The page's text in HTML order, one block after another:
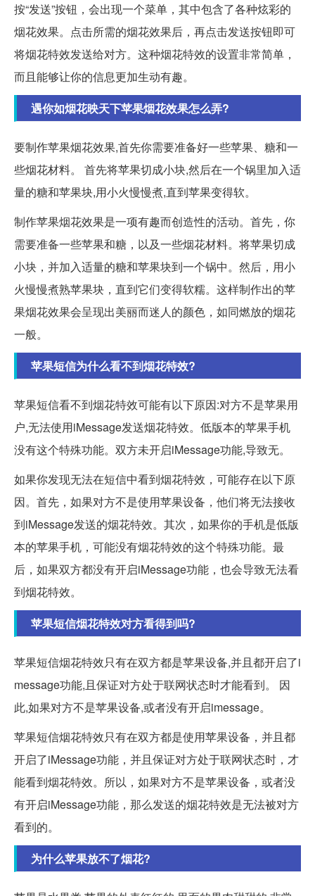
按“发送”按钮，会出现一个菜单，其中包含了各种炫彩的
烟花效果。点击所需的烟花效果后，再点击发送按钮即可
将烟花特效发送给对方。这种烟花特效的设置非常简单，
而且能够让你的信息更加生动有趣。
遇你如烟花映天下苹果烟花效果怎么弄?
要制作苹果烟花效果,首先你需要准备好一些苹果、糖和一
些烟花材料。 首先将苹果切成小块,然后在一个锅里加入适
量的糖和苹果块,用小火慢慢煮,直到苹果变得软。
制作苹果烟花效果是一项有趣而创造性的活动。首先，你
需要准备一些苹果和糖，以及一些烟花材料。将苹果切成
小块，并加入适量的糖和苹果块到一个锅中。然后，用小
火慢慢煮熟苹果块，直到它们变得软糯。这样制作出的苹
果烟花效果会呈现出美丽而迷人的颜色，如同燃放的烟花
一般。
苹果短信为什么看不到烟花特效?
苹果短信看不到烟花特效可能有以下原因:对方不是苹果用
户,无法使用iMessage发送烟花特效。低版本的苹果手机
没有这个特殊功能。双方未开启iMessage功能,导致无。
如果你发现无法在短信中看到烟花特效，可能存在以下原
因。首先，如果对方不是使用苹果设备，他们将无法接收
到iMessage发送的烟花特效。其次，如果你的手机是低版
本的苹果手机，可能没有烟花特效的这个特殊功能。最
后，如果双方都没有开启iMessage功能，也会导致无法看
到烟花特效。
苹果短信烟花特效对方看得到吗?
苹果短信烟花特效只有在双方都是苹果设备,并且都开启了i
message功能,且保证对方处于联网状态时才能看到。 因
此,如果对方不是苹果设备,或者没有开启imessage。
苹果短信烟花特效只有在双方都是使用苹果设备，并且都
开启了iMessage功能，并且保证对方处于联网状态时，才
能看到烟花特效。所以，如果对方不是苹果设备，或者没
有开启iMessage功能，那么发送的烟花特效是无法被对方
看到的。
为什么苹果放不了烟花?